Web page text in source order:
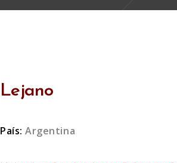
Lejano
País: Argentina